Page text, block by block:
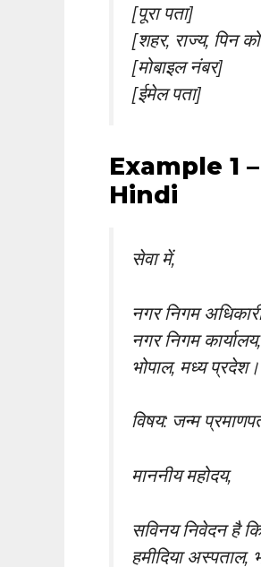
[पूरा पता]
[शहर, राज्य, पिन
[मोबाइल नंबर]
[ईमेल पता]
Example 1
Hindi
सेवा में,
नगर निगम
नगर निगम कार्यालय,
भोपाल, मध्य प्रदेश।
विषय: जन्म
माननीय महोदय,
सविनय निवेदन है
हमीदिया